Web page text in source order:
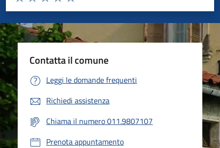
Valuta 5 stelle su 5
Valuta 4 stelle su 5
Valuta 3 stelle su 5
Valuta 2 stelle su 5
Valuta 1 stelle su 5
Contatta il comune
Leggi le domande frequenti
Richiedi assistenza
Chiama il numero 011.9807107
Prenota appuntamento